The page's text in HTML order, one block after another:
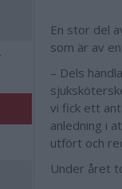
En stor del
som är av
– Dels
vi fick ett
anledning i
utfört och
Under året